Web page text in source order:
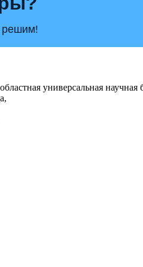
универсальная научная